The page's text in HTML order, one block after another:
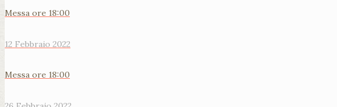
Messa ore 18:00
12 Febbraio 2022
Messa ore 18:00